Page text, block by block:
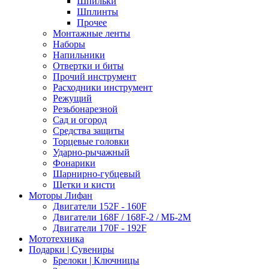
Шплинты
Прочее
Монтажные ленты
Наборы
Напильники
Отвертки и биты
Прочий инструмент
Расходники инструмент
Режущий
Резьбонарезной
Сад и огород
Средства защиты
Торцевые головки
Ударно-рычажный
Фонарики
Шарнирно-губцевый
Щетки и кисти
Моторы Лифан
Двигатели 152F - 160F
Двигатели 168F / 168F-2 / МБ-2М
Двигатели 170F - 192F
Мототехника
Подарки | Сувениры
Брелоки | Ключницы